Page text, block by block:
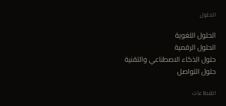
الحلول
الحلول اللغوية
الحلول الرقمية
حلول الذكاء الاصطناعي والتقنية
حلول التواصل
القطاعات